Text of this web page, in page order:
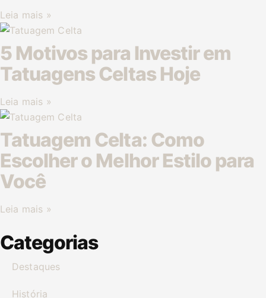
Leia mais »
5 Motivos para Investir em
Tatuagens Celtas Hoje
Leia mais »
Tatuagem Celta: Como
Escolher o Melhor Estilo para
Você
Leia mais »
Categorias
Destaques
História